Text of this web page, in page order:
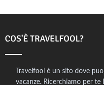
COS'È TRAVELFOOL?
Travelfool è un sito dove
vacanze. Ricerchiamo per